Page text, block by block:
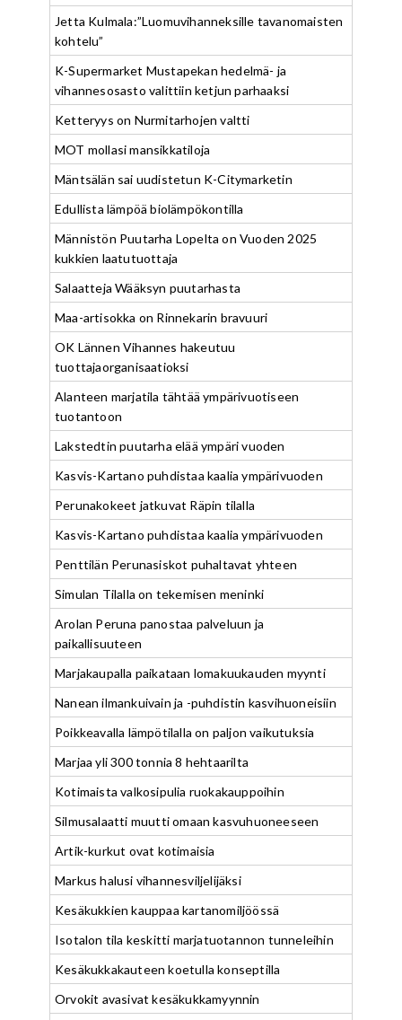
Jetta Kulmala:”Luomuvihanneksille tavanomaisten
kohtelu”
K-Supermarket Mustapekan hedelmä- ja
vihannesosasto valittiin ketjun parhaaksi
Ketteryys on Nurmitarhojen valtti
MOT mollasi mansikkatiloja
Mäntsälän sai uudistetun K-Citymarketin
Edullista lämpöä biolämpökontilla
Männistön Puutarha Lopelta on Vuoden 2025
kukkien laatutuottaja
Salaatteja Wääksyn puutarhasta
Maa-artisokka on Rinnekarin bravuuri
OK Lännen Vihannes hakeutuu
tuottajaorganisaatioksi
Alanteen marjatila tähtää ympärivuotiseen
tuotantoon
Lakstedtin puutarha elää ympäri vuoden
Kasvis-Kartano puhdistaa kaalia ympärivuoden
Perunakokeet jatkuvat Räpin tilalla
Kasvis-Kartano puhdistaa kaalia ympärivuoden
Penttilän Perunasiskot puhaltavat yhteen
Simulan Tilalla on tekemisen meninki
Arolan Peruna panostaa palveluun ja
paikallisuuteen
Marjakaupalla paikataan lomakuukauden myynti
Nanean ilmankuivain ja -puhdistin kasvihuoneisiin
Poikkeavalla lämpötilalla on paljon vaikutuksia
Marjaa yli 300 tonnia 8 hehtaarilta
Kotimaista valkosipulia ruokakauppoihin
Silmusalaatti muutti omaan kasvuhuoneeseen
Artik-kurkut ovat kotimaisia
Markus halusi vihannesviljelijäksi
Kesäkukkien kauppaa kartanomiljöössä
Isotalon tila keskitti marjatuotannon tunneleihin
Kesäkukkakauteen koetulla konseptilla
Orvokit avasivat kesäkukkamyynnin